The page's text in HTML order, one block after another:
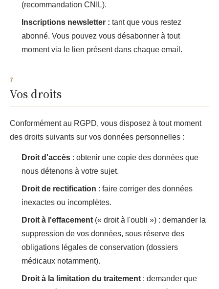
(recommandation CNIL).
Inscriptions newsletter : tant que vous restez
abonné. Vous pouvez vous désabonner à tout
moment via le lien présent dans chaque email.
Vos droits
Conformément au RGPD, vous disposez à tout moment
des droits suivants sur vos données personnelles :
Droit d'accès : obtenir une copie des données que
nous détenons à votre sujet.
Droit de rectification : faire corriger des données
inexactes ou incomplètes.
Droit à l'effacement (« droit à l'oubli ») : demander la
suppression de vos données, sous réserve des
obligations légales de conservation (dossiers
médicaux notamment).
Droit à la limitation du traitement : demander que